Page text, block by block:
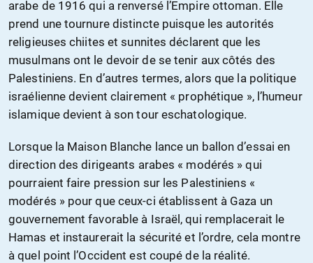
arabe de 1916 qui a renversé l’Empire ottoman. Elle
prend une tournure distincte puisque les autorités
religieuses chiites et sunnites déclarent que les
musulmans ont le devoir de se tenir aux côtés des
Palestiniens. En d’autres termes, alors que la politique
israélienne devient clairement « prophétique », l’humeur
islamique devient à son tour eschatologique.
Lorsque la Maison Blanche lance un ballon d’essai en
direction des dirigeants arabes « modérés » qui
pourraient faire pression sur les Palestiniens «
modérés » pour que ceux-ci établissent à Gaza un
gouvernement favorable à Israël, qui remplacerait le
Hamas et instaurerait la sécurité et l’ordre, cela montre
à quel point l’Occident est coupé de la réalité.